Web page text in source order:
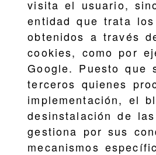
visita el usuario,
entidad que trata
obtenidos a través
cookies, como por
Google. Puesto que
terceros quienes
implementación, el
desinstalación de
gestiona por sus
mecanismos